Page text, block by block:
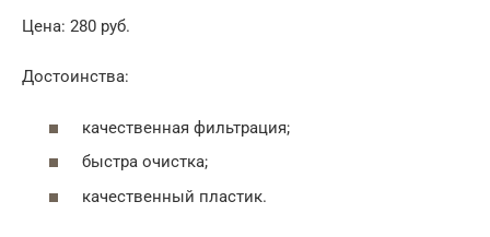
Цена: 280 руб.
Достоинства:
качественная фильтрация;
быстра очистка;
качественный пластик.